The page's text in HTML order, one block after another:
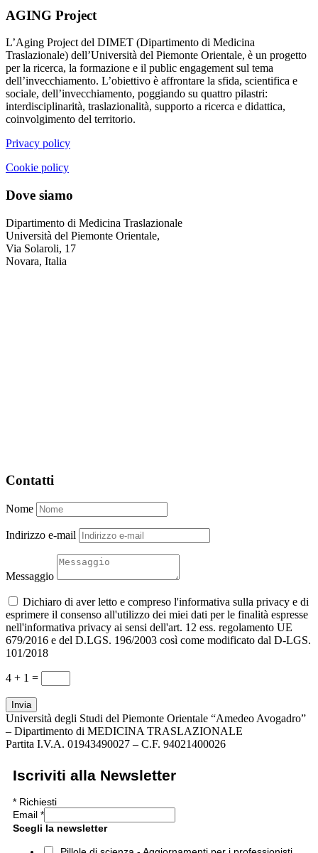
AGING Project
L’Aging Project del DIMET (Dipartimento di Medicina
Traslazionale) dell’Università del Piemonte Orientale, è un progetto
per la ricerca, la formazione e il public engagement sul tema
dell’invecchiamento. L’obiettivo è affrontare la sfida, scientifica e
sociale, dell’invecchiamento, poggiando su quattro pilastri:
interdisciplinarità, traslazionalità, supporto a ricerca e didattica,
coinvolgimento del territorio.
Privacy policy
Cookie policy
Dove siamo
Dipartimento di Medicina Traslazionale
Università del Piemonte Orientale,
Via Solaroli, 17
Novara, Italia
Contatti
Nome
Indirizzo e-mail
Messaggio
Dichiaro di aver letto e compreso l'informativa sulla privacy e di
esprimere il consenso all'utilizzo dei miei dati per le finalità espresse
nell'informativa privacy ai sensi dell'art. 12 ess. regolamento UE
679/2016 e del D.LGS. 196/2003 così come modificato dal D-LGS.
101/2018
4 + 1 =
Invia
Università degli Studi del Piemonte Orientale “Amedeo Avogadro”
– Dipartimento di MEDICINA TRASLAZIONALE
Partita I.V.A. 01943490027 – C.F. 94021400026
Iscriviti alla Newsletter
* Richiesti
Email *
Scegli la newsletter